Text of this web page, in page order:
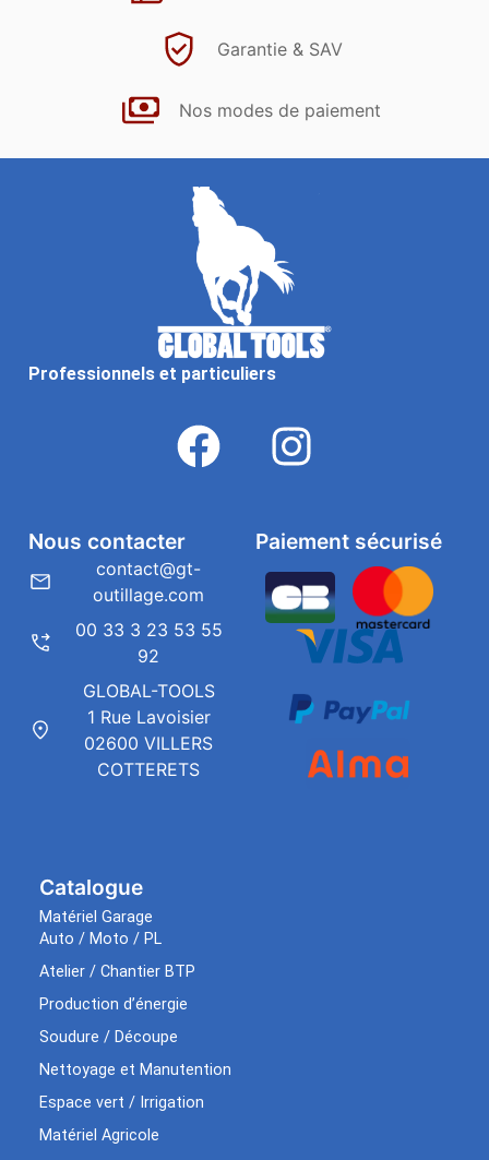
Garantie & SAV
Nos modes de paiement
Professionnels et particuliers
Catalogue
Matériel Garage
Auto / Moto / PL
Atelier / Chantier BTP
Production d’énergie
Soudure / Découpe
Nettoyage et Manutention
Espace vert / Irrigation
Matériel Agricole
Paiement sécurisé
Nous contacter
contact@gt-
outillage.com
00 33 3 23 53 55
92
GLOBAL-TOOLS
1 Rue Lavoisier
02600 VILLERS
COTTERETS